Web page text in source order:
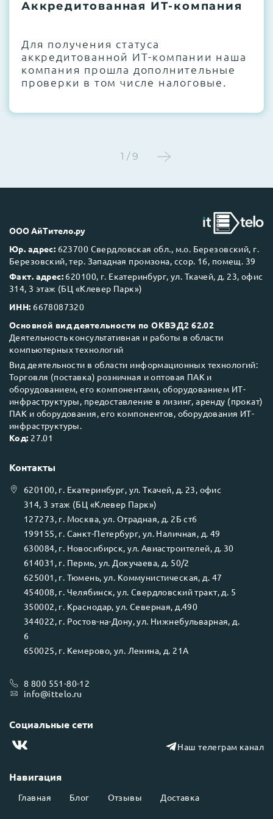
термоинтерфейсов, замена батареек
Этап 4:Стресс-тестирование под 100%
нагрузкой в течение 72 часов для
проверки стабильности всех подсистем
Next Business Day (NBD)
Аккредитованная ИТ-компания
Для получения статуса
аккредитованной ИТ-компании наша
компания прошла дополнительные
проверки в том числе налоговые.
1 / 9
ООО АйТитело.ру
Юр. адрес: 623700 Свердловская обл., м.о. Березовский, г.
Березовский, тер. Западная промзона, ссор. 16, помещ. 39
Факт. адрес: 620100, г. Екатеринбург, ул. Ткачей, д. 23, офис
314, 3 этаж (БЦ «Клевер Парк»)
ИНН: 6678087320
Основной вид деятельности по ОКВЭД2 62.02
Деятельность консультативная и работы в области
компьютерных технологий
Вид деятельности в области информационных технологий:
Торговля (поставка) розничная и оптовая ПАК и
оборудованием, его компонентами, оборудованием ИТ-
инфраструктуры, предоставление в лизинг, аренду (прокат)
ПАК и оборудования, его компонентов, оборудования ИТ-
инфраструктуры.
Код: 27.01
Навигация
Главная Блог Отзывы Доставка
Контакты
620100, г. Екатеринбург, ул.Ткачей, д. 23, офис
314, 3 этаж (БЦ «Клевер Парк»)
127273, г. Москва, ул. Отрадная, д. 2Б ст6
199155, г. Санкт-Петербург, ул. Наличная, д. 49
630084, г. Новосибирск, ул. Авиастроителей, д. 30
614031 , г. Пермь, ул. Докучаева, д. 50/2
625001 , г. Тюмень, ул. Коммунистическая, д. 47
454008, г. Челябинск, ул. Свердловский тракт, д. 5
350002, г. Краснодар, ул. Северная, д.490
344022, г. Ростов-на-Дону, ул. Нижнебульварная, д.
6
650025, г. Кемерово, ул. Ленина, д. 21А
8 800 551-80-12
info@ittelo.ru
Социальные сети
Наш телеграм канал